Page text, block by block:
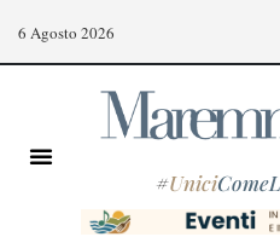
6 Agosto 2026
#Unici